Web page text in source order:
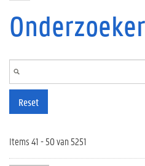
Reset
Items 41 - 50 van 5251